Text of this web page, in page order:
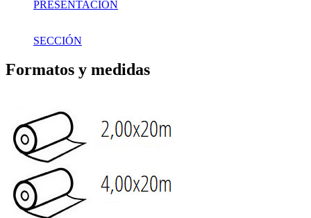
PRESENTACIÓN
SECCIÓN
Formatos y medidas